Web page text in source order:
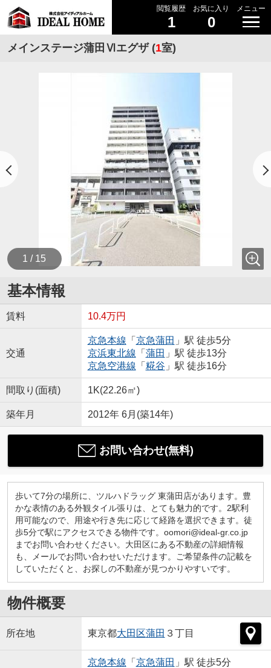
閲覧履歴
1
お気に入り
0
メニュー
メインステージ蒲田Ⅵエグザ (1室)
1 / 15
基本情報
賃料 10.4万円
交通
京急本線 「 京急蒲田 」駅 徒歩5分
京浜東北線 「 蒲田 」駅 徒歩13分
京急空港線 「 糀谷 」駅 徒歩16分
間取り(面積) 1K(22.26㎡)
築年月 2012年 6月(築14年)
お問い合わせ(無料)
歩いて7分の場所に、ツルハドラッグ 東蒲田店があります。豊
かな表情のある外観タイル張りは、とても魅力的です。2駅利
用可能なので、用途や行き先に応じて経路を選択できます。徒
歩5分で駅にアクセスできる物件です。oomori@ideal-gr.co.jp
までお問い合わせください。大田区にある不動産の詳細情報
も、メールでお問い合わせいただけます。ご希望条件の記載を
していただくと、お探しの不動産が見つかりやすいです。
物件概要
所在地 東京都大田区蒲田 ３丁目
京急本線 「 京急蒲田 」駅 徒歩5分